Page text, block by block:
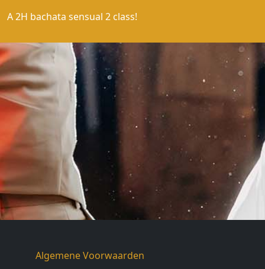
A 2H bachata sensual 2 class!
Algemene Voorwaarden